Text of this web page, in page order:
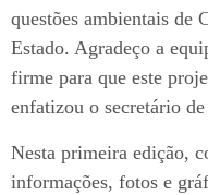
questões ambientais de
Estado. Agradeço a
firme para que este
enfatizou o secretário
Nesta primeira edição,
informações, fotos e